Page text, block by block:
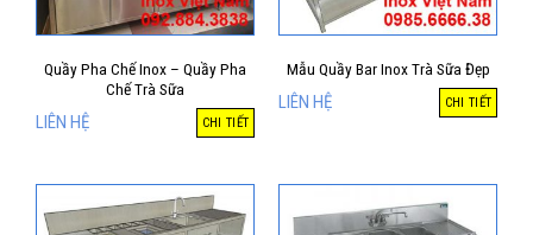
Quầy Pha Chế Inox – Quầy Pha
Chế Trà Sữa
LIÊN HỆ CHI TIẾT
Mẫu Quầy Bar Inox Trà Sữa Đẹp
LIÊN HỆ CHI TIẾT